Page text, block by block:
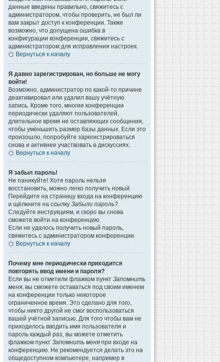
данные введены правильно, свяжитесь с
администратором, чтобы проверить, не был ли
вам закрыт доступ к конференции. Также
возможно, что допущена ошибка в
конфигурации конференции, свяжитесь с
администратором для исправления настроек.
Вернуться к началу
Я давно зарегистрирован, но больше не могу
войти!
Возможно, администратор по какой-то причине
деактивировал или удалил вашу учётную
запись. Кроме того, многие конференции
периодически удаляют пользователей,
длительное время не оставляющих сообщения,
чтобы уменьшить размер базы данных. Если это
произошло, попробуйте зарегистрироваться
снова и активнее участвовать в дискуссиях.
Вернуться к началу
Я забыл пароль!
Не паникуйте! Хотя пароль нельзя
восстановить, можно легко получить новый.
Перейдите на страницу входа на конференцию
и щёлкните на ссылку Забыли пароль?.
Следуйте инструкциям, и скоро вы снова
сможете войти на конференцию.
Если не удалось получить новый пароль,
свяжитесь с администратором конференции.
Вернуться к началу
Почему мне периодически приходится
повторять ввод имени и пароля?
Если вы не отметили флажком пункт Запомнить
меня, вы сможете оставаться под своим именем
на конференции только некоторое
ограниченное время. Это сделано для того,
чтобы никто другой не смог воспользоваться
вашей учётной записью. Для того чтобы вам не
приходилось вводить имя пользователя и
пароль каждый раз, вы можете отметить
флажком пункт Запомнить меня при входе на
конференцию. Не рекомендуется делать это на
общедоступном компьютере, например в